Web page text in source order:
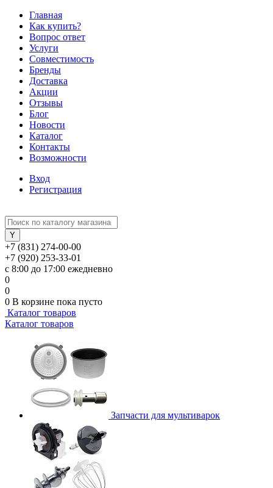
Главная
Как купить?
Вопрос ответ
Услуги
Совместимость
Бренды
Доставка
Акции
Отзывы
Блог
Новости
Каталог
Контакты
Возможности
Вход
Регистрация
+7 (831) 274-00-00
+7 (920) 253-33-01
с 8:00 до 17:00 ежедневно
0
0
0 В корзине пока пусто
Каталог товаров
Каталог товаров
Запчасти для мультиварок